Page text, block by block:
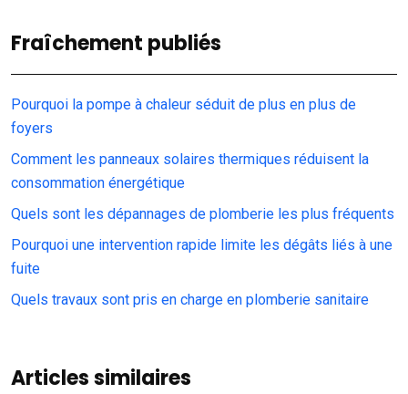
Fraîchement publiés
Pourquoi la pompe à chaleur séduit de plus en plus de
foyers
Comment les panneaux solaires thermiques réduisent la
consommation énergétique
Quels sont les dépannages de plomberie les plus fréquents
Pourquoi une intervention rapide limite les dégâts liés à une
fuite
Quels travaux sont pris en charge en plomberie sanitaire
Articles similaires